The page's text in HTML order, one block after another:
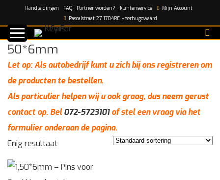
Handleidingen FAQ Partner worden? klantenservice
Mijn Account
Pascalstraat 27 1704RE Heerhugowaard
Home/50*6mm
50*6mm
Let op: Als autobedrijf kunt u zich bij ons registreren om
de producten te bestellen.
Als particulier helpen wij u ook graag, dus neem gerust
contact op. Bel072-5723101of stel een vraag via het
formulier onderaan de pagina.
Enig resultaat